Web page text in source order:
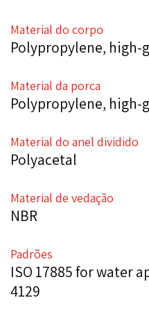
Material do corpo
Polypropylene, high-
Material da porca
Polypropylene, high-
Material do anel dividido
Polyacetal
Material de vedação
NBR
Padrões
ISO 17885 for water
4129